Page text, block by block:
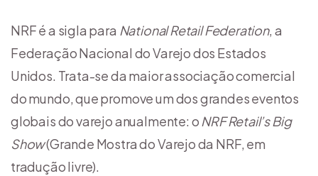
NRF é a sigla para National Retail Federation, a
Federação Nacional do Varejo dos Estados
Unidos. Trata-se da maior associação comercial
do mundo, que promove um dos grandes eventos
globais do varejo anualmente: o NRF Retail’s Big
Show(Grande Mostra do Varejo da NRF, em
tradução livre).